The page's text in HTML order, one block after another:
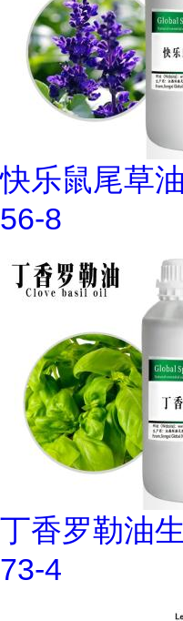
快乐鼠尾草
56-8
丁香罗勒油
73-4